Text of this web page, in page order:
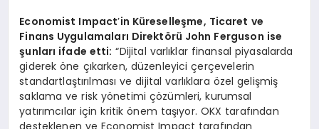
Economist Impact’in Küreselleşme, Ticaret ve
Finans Uygulamaları Direktörü John Ferguson ise
şunları ifade etti: “Dijital varlıklar finansal piyasalarda
giderek öne çıkarken, düzenleyici çerçevelerin
standartlaştırılması ve dijital varlıklara özel gelişmiş
saklama ve risk yönetimi çözümleri, kurumsal
yatırımcılar için kritik önem taşıyor. OKX tarafından